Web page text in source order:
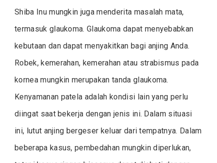
Shiba Inu mungkin juga menderita masalah mata,
termasuk glaukoma. Glaukoma dapat menyebabkan
kebutaan dan dapat menyakitkan bagi anjing Anda.
Robek, kemerahan, kemerahan atau strabismus pada
kornea mungkin merupakan tanda glaukoma.
Kenyamanan patela adalah kondisi lain yang perlu
diingat saat bekerja dengan jenis ini. Dalam situasi
ini, lutut anjing bergeser keluar dari tempatnya. Dalam
beberapa kasus, pembedahan mungkin diperlukan,